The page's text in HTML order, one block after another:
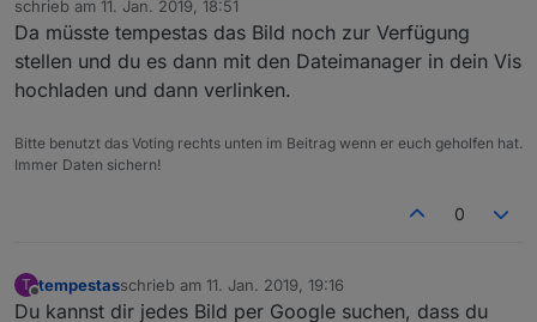
schrieb am 11. Jan. 2019, 18:51
zuletzt editiert von
Da müsste tempestas das Bild noch zur Verfügung
stellen und du es dann mit den Dateimanager in dein Vis
hochladen und dann verlinken.
Bitte benutzt das Voting rechts unten im Beitrag wenn er euch geholfen hat.
Immer Daten sichern!
0
T
Offline
tempestasschrieb am 11. Jan. 2019, 19:16
zuletzt editiert von
Du kannst dir jedes Bild per Google suchen, dass du